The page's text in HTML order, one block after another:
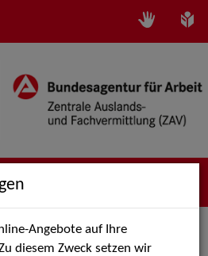
Angebote auf Ihre
diesem Zweck setzen wir